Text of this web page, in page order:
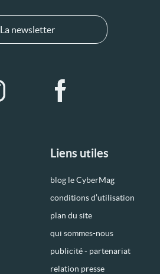
Liens utiles
blog le CyberMag
conditions d’utilisation
plan du site
qui sommes-nous
publicité - partenariat
relation presse
La newsletter